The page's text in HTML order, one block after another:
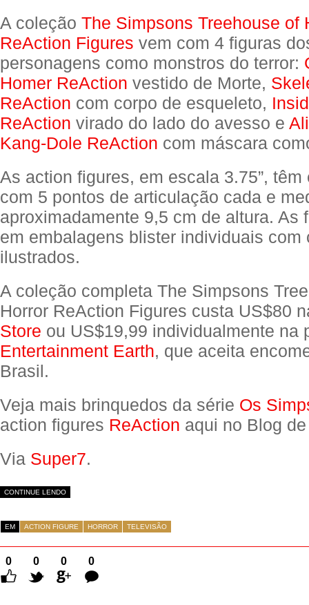
A coleção The Simpsons Treehouse of
ReAction Figures vem com 4 figuras
personagens como monstros do terror:
Homer ReAction vestido de Morte,
ReAction com corpo de esqueleto,
ReAction virado do lado do avesso e
Kang-Dole ReAction com máscara
As action figures, em escala 3.75”, têm
com 5 pontos de articulação cada e
aproximadamente 9,5 cm de altura. As
em embalagens blister individuais com
ilustrados.
A coleção completa The Simpsons
Horror ReAction Figures custa US$80
Store ou US$19,99 individualmente na
Entertainment Earth, que aceita
Brasil.
Veja mais brinquedos da série Os
action figures ReAction aqui no Blog
Via Super7.
CONTINUE LENDO
EM ACTION FIGURE HORROR TELEVISÃO
0 0 0
0
Comentários